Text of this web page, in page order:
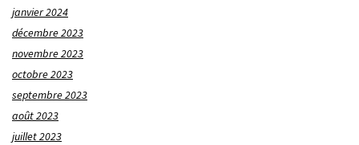
janvier 2024
décembre 2023
novembre 2023
octobre 2023
septembre 2023
août 2023
juillet 2023